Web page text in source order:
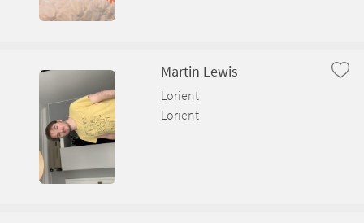
Martin Lewis
Lorient
Lorient